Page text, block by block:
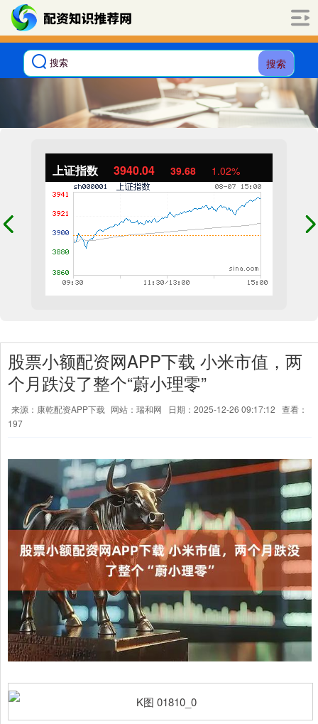
搜索
上证指数 3940.04 39.68 1.02%
股票小额配资网APP下载 小米市值，两
个月跌没了整个“蔚小理零”
来源：康乾配资APP下载 网站：瑞和网 日期：2025-12-26 09:17:12 查看：
197